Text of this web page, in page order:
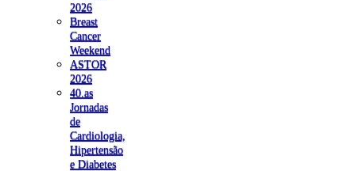
2026
Breast
Cancer
Weekend
ASTOR
2026
40.as
Jornadas
de
Cardiologia,
Hipertensão
e Diabetes